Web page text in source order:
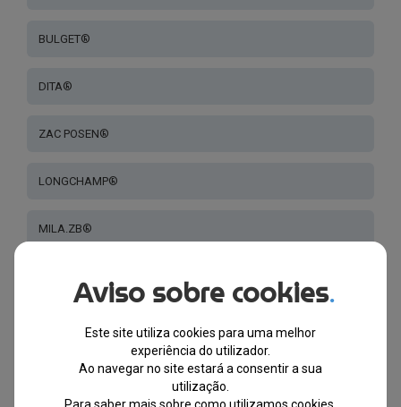
BULGET®
DITA®
ZAC POSEN®
LONGCHAMP®
MILA.ZB®
SERENGETI®
Aviso sobre cookies.
Este site utiliza cookies para uma melhor
experiência do utilizador.
Ao navegar no site estará a consentir a sua
utilização.
Para saber mais sobre como utilizamos cookies,